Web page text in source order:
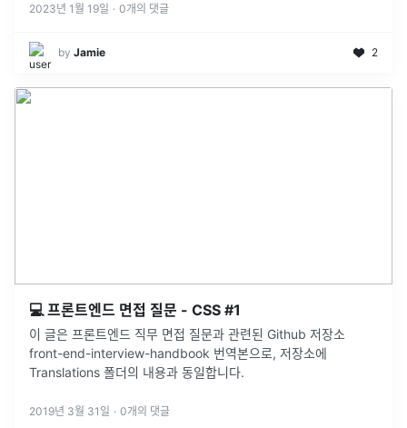
2023년 1월 19일 · 0개의 댓글
by Jamie 2
💻 프론트엔드 면접 질문 - CSS #1
이 글은 프론트엔드 직무 면접 질문과 관련된 Github 저장소
front-end-interview-handbook 번역본으로, 저장소에
Translations 폴더의 내용과 동일합니다.
2019년 3월 31일 · 0개의 댓글